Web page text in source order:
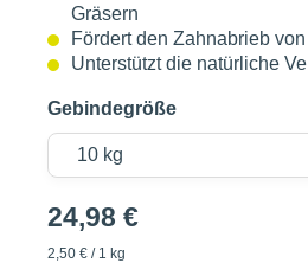
Gräsern
Fördert den Zahnabrieb
Unterstützt die natürliche
Gebindegröße
24,98 €
2,50 € / 1 kg